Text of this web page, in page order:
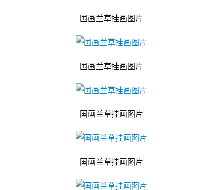
国画兰草挂画图片
国画兰草挂画图片
国画兰草挂画图片
国画兰草挂画图片